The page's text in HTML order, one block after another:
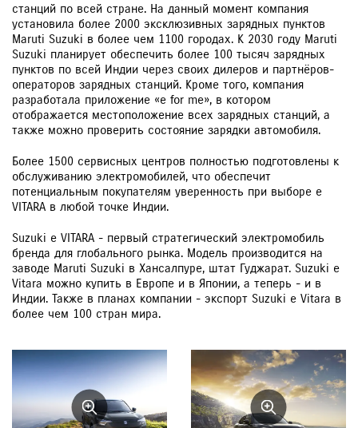
станций по всей стране. На данный момент компания
установила более 2000 эксклюзивных зарядных пунктов
Maruti Suzuki в более чем 1100 городах. К 2030 году Maruti
Suzuki планирует обеспечить более 100 тысяч зарядных
пунктов по всей Индии через своих дилеров и партнёров-
операторов зарядных станций. Кроме того, компания
разработала приложение «e for me», в котором
отображается местоположение всех зарядных станций, а
также можно проверить состояние зарядки автомобиля.
Более 1500 сервисных центров полностью подготовлены к
обслуживанию электромобилей, что обеспечит
потенциальным покупателям уверенность при выборе e
VITARA в любой точке Индии.
Suzuki e VITARA - первый стратегический электромобиль
бренда для глобального рынка. Модель производится на
заводе Maruti Suzuki в Хансалпуре, штат Гуджарат. Suzuki e
Vitara можно купить в Европе и в Японии, а теперь - и в
Индии. Также в планах компании - экспорт Suzuki e Vitara в
более чем 100 стран мира.